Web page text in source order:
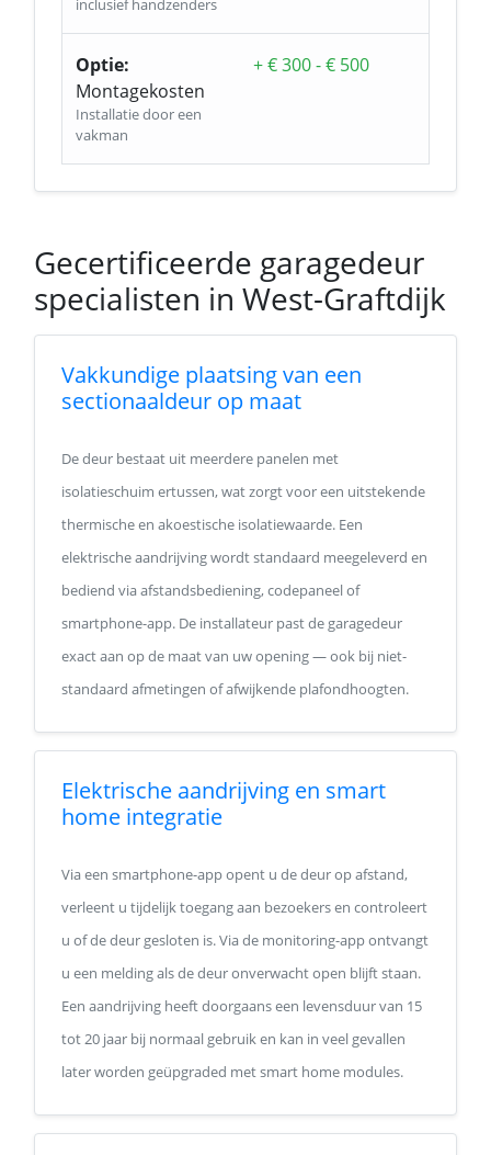
inclusief handzenders
Optie:
Montagekosten
Installatie door een
vakman
+ € 300 - € 500
Gecertificeerde garagedeur
specialisten in West-Graftdijk
Vakkundige plaatsing van een
sectionaaldeur op maat
De deur bestaat uit meerdere panelen met
isolatieschuim ertussen, wat zorgt voor een uitstekende
thermische en akoestische isolatiewaarde. Een
elektrische aandrijving wordt standaard meegeleverd en
bediend via afstandsbediening, codepaneel of
smartphone-app. De installateur past de garagedeur
exact aan op de maat van uw opening — ook bij niet-
standaard afmetingen of afwijkende plafondhoogten.
Elektrische aandrijving en smart
home integratie
Via een smartphone-app opent u de deur op afstand,
verleent u tijdelijk toegang aan bezoekers en controleert
u of de deur gesloten is. Via de monitoring-app ontvangt
u een melding als de deur onverwacht open blijft staan.
Een aandrijving heeft doorgaans een levensduur van 15
tot 20 jaar bij normaal gebruik en kan in veel gevallen
later worden geüpgraded met smart home modules.